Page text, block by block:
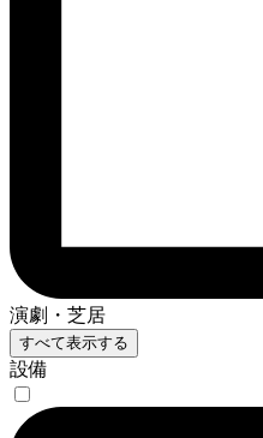
演劇・芝居
すべて表示する
設備